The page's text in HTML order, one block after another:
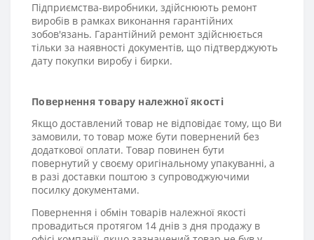
Підприємства-виробники, здійснюють ремонт
виробів в рамках виконання гарантійних
зобов'язань. Гарантійний ремонт здійснюється
тільки за наявності документів, що підтверджують
дату покупки виробу і бирки.
Повернення товару належної якості
Якщо доставлений товар не відповідає тому, що Ви
замовили, то товар може бути повернений без
додаткової оплати. Товар повинен бути
повернутий у своєму оригінальному упакуванні, а
в разі доставки поштою з супроводжуючими
посилку документами.
Повернення і обмін товарів належної якості
провадиться протягом 14 днів з дня продажу в